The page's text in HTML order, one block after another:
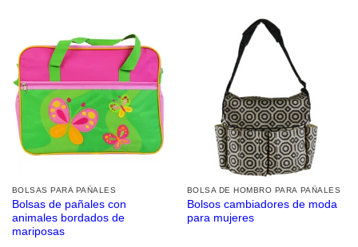
BOLSAS PARA PAÑALES
Bolsas de pañales con
animales bordados de
mariposas
BOLSA DE HOMBRO PARA PAÑALES
Bolsos cambiadores de moda
para mujeres